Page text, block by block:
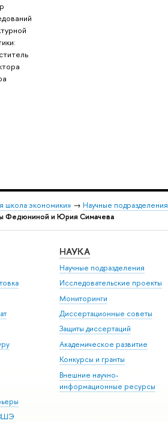
школа экономики» → Научные подразделения
Федюниной и Юрия Симачева
НАУКА
Научные подразделения
Исследовательские проекты
Мониторинги
Диссертационные советы
Защиты диссертаций
Академическое развитие
Конкурсы и гранты
Внешние научно-
информационные ресурсы